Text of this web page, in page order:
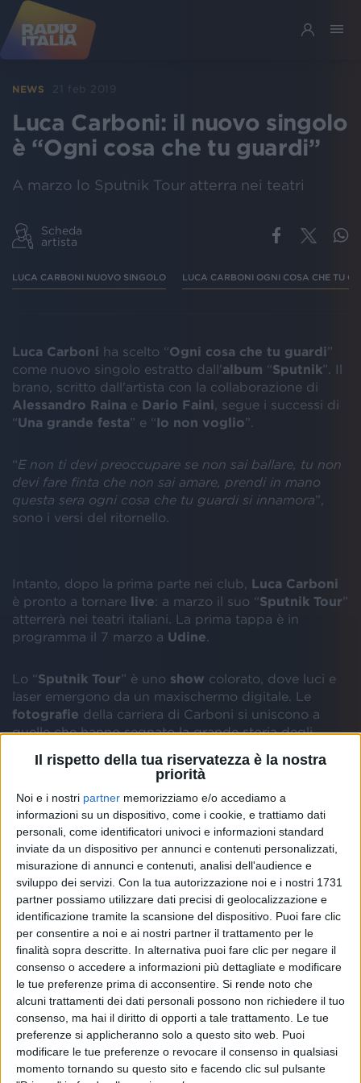
Il rispetto della tua riservatezza è la nostra
priorità
Noi e i nostri partner memorizziamo e/o accediamo a
informazioni su un dispositivo, come i cookie, e trattiamo dati
personali, come identificatori univoci e informazioni standard
inviate da un dispositivo per annunci e contenuti personalizzati,
misurazione di annunci e contenuti, analisi dell'audience e
sviluppo dei servizi. Con la tua autorizzazione noi e i nostri 1731
partner possiamo utilizzare dati precisi di geolocalizzazione e
identificazione tramite la scansione del dispositivo. Puoi fare clic
per consentire a noi e ai nostri partner il trattamento per le
finalità sopra descritte. In alternativa puoi fare clic per negare il
consenso o accedere a informazioni più dettagliate e modificare
le tue preferenze prima di acconsentire. Si rende noto che
alcuni trattamenti dei dati personali possono non richiedere il tuo
consenso, ma hai il diritto di opporti a tale trattamento. Le tue
preferenze si applicheranno solo a questo sito web. Puoi
modificare le tue preferenze o revocare il consenso in qualsiasi
momento tornando su questo sito e facendo clic sul pulsante
NEWS 21 feb 2019
Luca Carboni: il nuovo singolo
è “Ogni cosa che tu guardi”
A marzo lo Sputnik Tour atterra nei teatri
Scheda
artista
LUCA CARBONI NUOVO SINGOLO LUCA CARBONI OGNI COSA CHE TU
Luca Carboni ha scelto “Ogni cosa che tu guardi”
come nuovo singolo estratto dall'album “Sputnik”. Il
brano, scritto dall'artista con la collaborazione di
Alessandro Raina e Dario Faini , segue i successi di
“Una grande festa” e “Io non voglio”.
“E non ti devi preoccupare se non sai ballare, tu non
devi fare finta che non sai amare, prendi in mano
questa sera ogni cosa che tu guardi si innamora”,
sono i versi del ritornello.
Intanto, dopo la prima parte nei club, Luca Carboni
è pronto a tornare live: a marzo il suo “Sputnik Tour”
atterrerà nei teatri italiani. La prima tappa è in
programma il 7 marzo a Udine
Lo “Sputnik Tour” è uno show colorato, dove luci e
laser emergono da un maxischermo digitale. Le
fotografie della carriera di Carboni si uniscono a
quelle che hanno segnato la grande storia degli